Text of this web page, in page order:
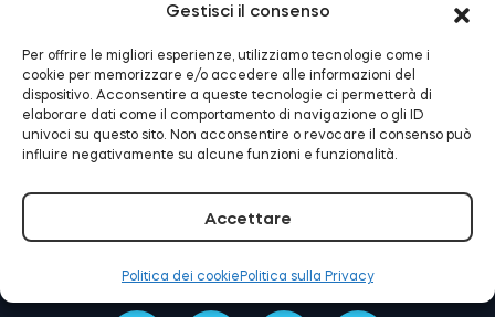
Gestisci il consenso
Per offrire le migliori esperienze, utilizziamo tecnologie come i
cookie per memorizzare e/o accedere alle informazioni del
dispositivo. Acconsentire a queste tecnologie ci permetterà di
elaborare dati come il comportamento di navigazione o gli ID
univoci su questo sito. Non acconsentire o revocare il consenso può
influire negativamente su alcune funzioni e funzionalità.
Accettare
Politica dei cookie Politica sulla Privacy
Casa acces
Tedee Biometric Module
E-mail: support@tedee.com Telefono:
+48
22 307 72 67